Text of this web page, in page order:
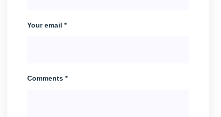
Your email *
Comments *